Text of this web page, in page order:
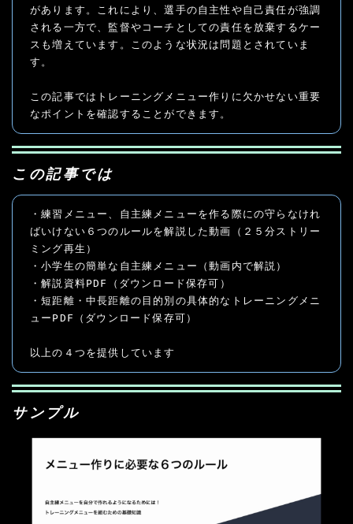
があります。これにより、選手の自主性や自己責任が強調
される一方で、監督やコーチとしての責任を放棄するケー
スも増えています。このような状況は問題とされていま
す。
この記事ではトレーニングメニュー作りに欠かせない重要
なポイントを確認することができます。
この記事では
・練習メニュー、自主練メニューを作る際にの守らなけれ
ばいけない６つのルールを解説した動画（２５分ストリー
ミング再生）
・小学生の簡単な自主練メニュー（動画内で解説）
・解説資料PDF（ダウンロード保存可）
・短距離・中長距離の目的別の具体的なトレーニングメニ
ューPDF（ダウンロード保存可）
以上の４つを提供しています
サンプル